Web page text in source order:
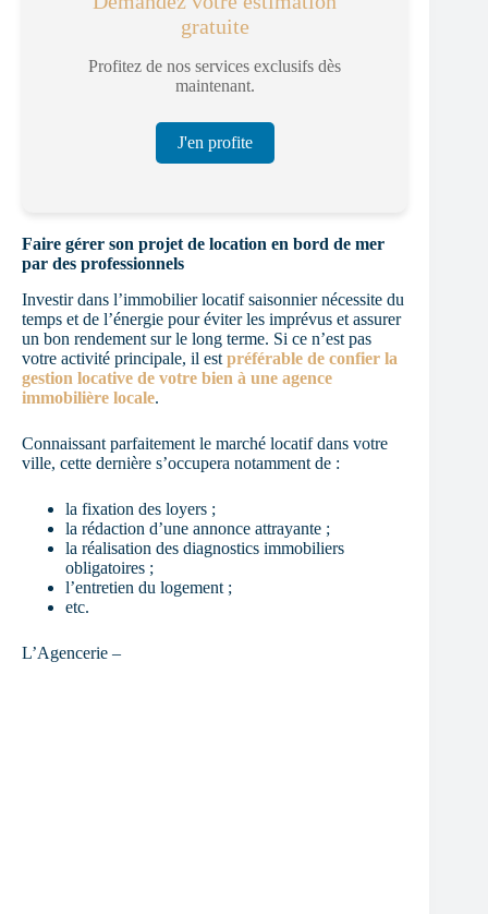
gratuite
Profitez de nos services exclusifs dès
maintenant.
J'en profite
Faire gérer son projet de location en bord de mer
par des professionnels
Investir dans l’immobilier locatif saisonnier nécessite du
temps et de l’énergie pour éviter les imprévus et assurer
un bon rendement sur le long terme. Si ce n’est pas
votre activité principale, il est préférable de confier la
gestion locative de votre bien à une agence
immobilière locale.
Connaissant parfaitement le marché locatif dans votre
ville, cette dernière s’occupera notamment de :
la fixation des loyers ;
la rédaction d’une annonce attrayante ;
la réalisation des diagnostics immobiliers
obligatoires ;
l’entretien du logement ;
etc.
L’Agencerie –